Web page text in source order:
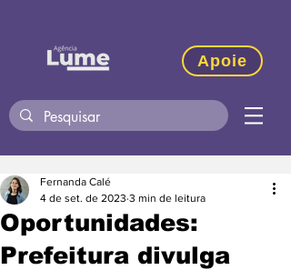
Apoie
Oportunidades:
Prefeitura divulga
Fernanda Calé
4 de set. de 2023 3 min de leitura